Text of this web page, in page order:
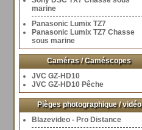
marine
Panasonic Lumix TZ7
Panasonic Lumix TZ7 Chasse
sous marine
Caméras / Caméscopes
JVC GZ-HD10
JVC GZ-HD10 Pêche
Pièges photographique / vidéo
Blazevideo - Pro Distance